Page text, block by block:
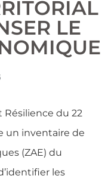
LE
Résilience du 22
un inventaire de
(ZAE) du
les